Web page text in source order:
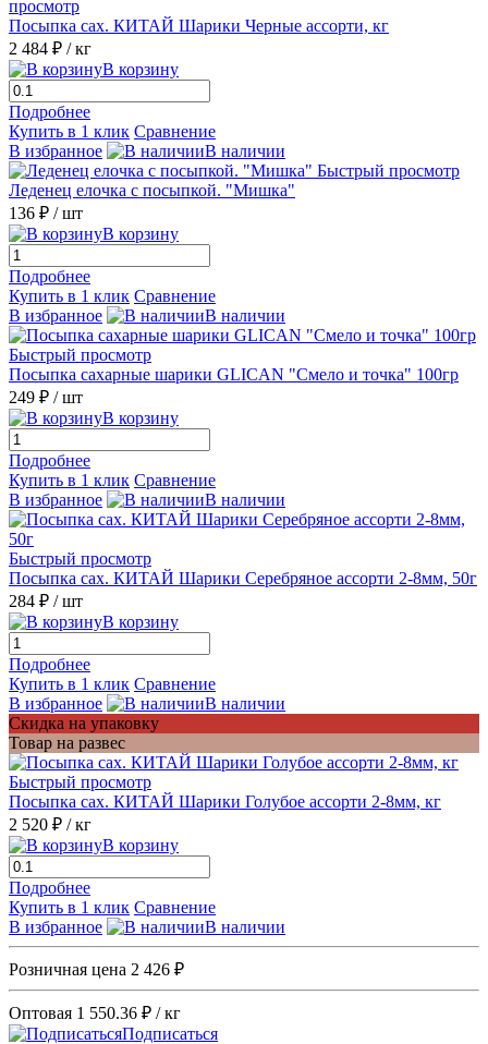
просмотр
Посыпка сах. КИТАЙ Шарики Черные ассорти, кг
2 484 ₽ / кг
В корзину
Подробнее
Купить в 1 клик Сравнение
В избранное
В наличии
Быстрый просмотр
Леденец елочка с посыпкой. "Мишка"
136 ₽ / шт
В корзину
Подробнее
Купить в 1 клик Сравнение
В избранное
В наличии
Быстрый просмотр
Посыпка сахарные шарики GLICAN "Смело и точка" 100гр
249 ₽ / шт
В корзину
Подробнее
Купить в 1 клик Сравнение
В избранное
В наличии
Быстрый просмотр
Посыпка сах. КИТАЙ Шарики Серебряное ассорти 2-8мм, 50г
284 ₽ / шт
В корзину
Подробнее
Купить в 1 клик Сравнение
В избранное
В наличии
Скидка на упаковку
Товар на развес
Быстрый просмотр
Посыпка сах. КИТАЙ Шарики Голубое ассорти 2-8мм, кг
2 520 ₽ / кг
В корзину
Подробнее
Купить в 1 клик Сравнение
В избранное
В наличии
Розничная цена 2 426 ₽
Оптовая 1 550.36 ₽ / кг
Подписаться